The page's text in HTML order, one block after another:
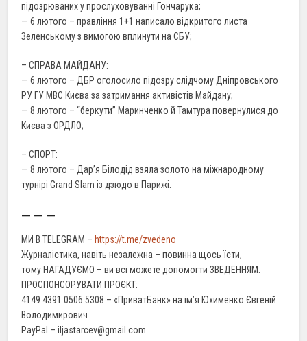
підозрюваних у прослуховуванні Гончарука;
— 6 лютого – правління 1+1 написало відкритого листа
Зеленському з вимогою вплинути на СБУ;
– СПРАВА МАЙДАНУ:
— 6 лютого – ДБР оголосило підозру слідчому Дніпровського
РУ ГУ МВС Києва за затримання активістів Майдану;
— 8 лютого – “беркути” Маринченко й Тамтура повернулися до
Києва з ОРДЛО;
– СПОРТ:
— 8 лютого – Дар’я Білодід взяла золото на міжнародному
турнірі Grand Slam із дзюдо в Парижі.
— — —
МИ В TELEGRAM – https://t.me/zvedeno
Журналістика, навіть незалежна – повинна щось їсти,
тому НАГАДУЄМО – ви всі можете допомогти ЗВЕДЕННЯМ.
ПРОСПОНСОРУВАТИ ПРОЄКТ:
4149 4391 0506 5308 – «ПриватБанк» на ім’я Юхименко Євгеній
Володимирович
PayPal – iljastarcev@gmail.com